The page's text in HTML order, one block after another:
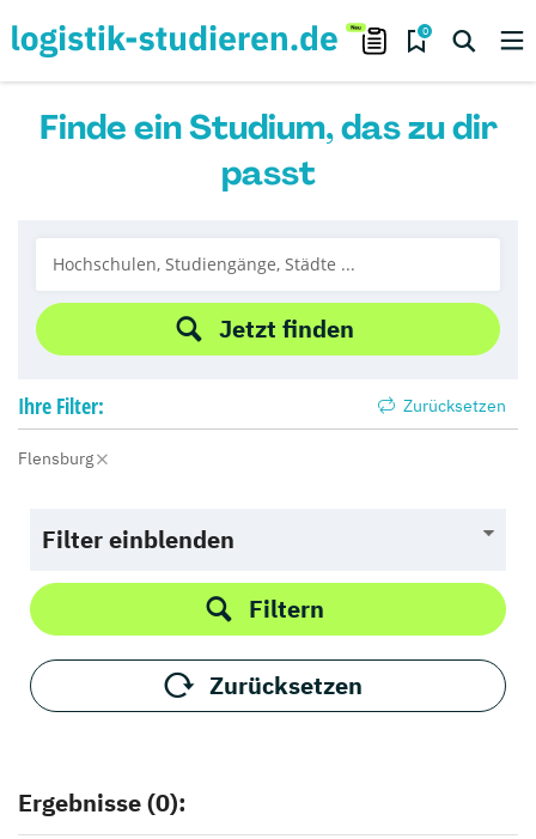
0
Finde ein Studium, das zu dir
passt
Jetzt finden
Ihre Filter: Zurücksetzen
Flensburg
Filter einblenden
Filtern
Zurücksetzen
Ergebnisse (0):